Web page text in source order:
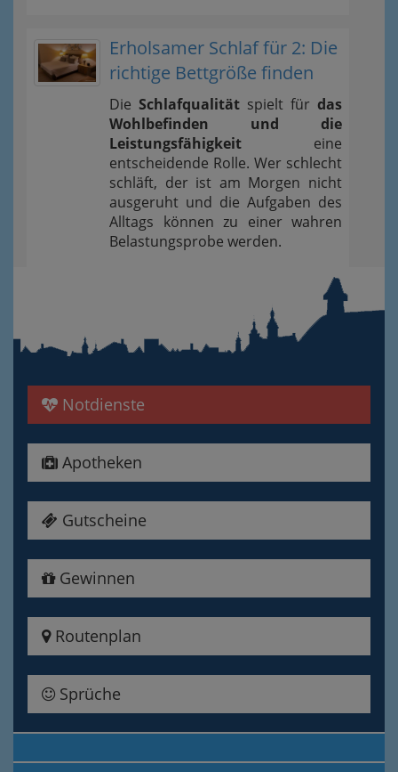
Erholsamer Schlaf für 2: Die
richtige Bettgröße finden
Die Schlafqualität spielt für das
Wohlbefinden und die
Leistungsfähigkeit eine
entscheidende Rolle. Wer schlecht
schläft, der ist am Morgen nicht
ausgeruht und die Aufgaben des
Alltags können zu einer wahren
Belastungsprobe werden.
Notdienste
Apotheken
Gutscheine
Gewinnen
Routenplan
Sprüche